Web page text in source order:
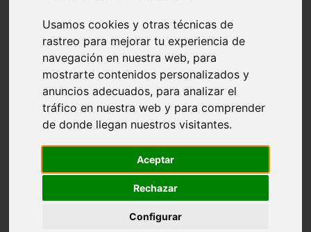
Usamos cookies y otras técnicas de
rastreo para mejorar tu experiencia de
navegación en nuestra web, para
mostrarte contenidos personalizados y
anuncios adecuados, para analizar el
tráfico en nuestra web y para comprender
de donde llegan nuestros visitantes.
Aceptar
Rechazar
Configurar
c buenos aires
c entre rios
c generalidades del pais
c neuquen
c provincias
c rio negro
c santa fe
c tierra de fuego
c tucuman
destinos
lanzarote